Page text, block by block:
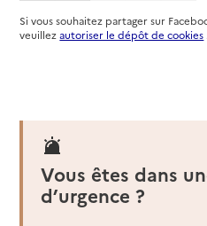
EHPA de Saint-Raphaël
Rapport HAS
Source des données : Finess n°
Mis à jour le : 08/09/2024
Si vous souhaitez partager sur
veuillezautoriser le dépôt de cookies
Vous êtes dans
d’urgence ?